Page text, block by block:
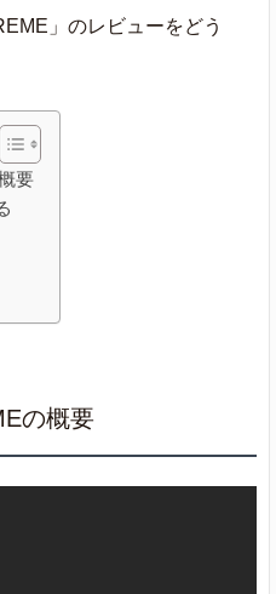
」のレビューをどう
要
の概要